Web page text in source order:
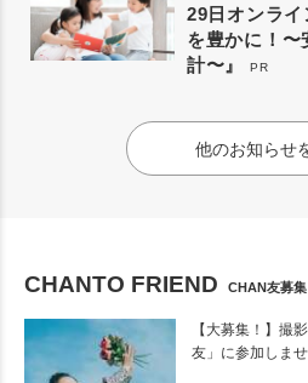
29日オンラ
を豊かに！〜
計〜』
PR
他のお知らせ
CHANTO FRIEND CHAN友募集
【大募集！】撮
友」に参加しま